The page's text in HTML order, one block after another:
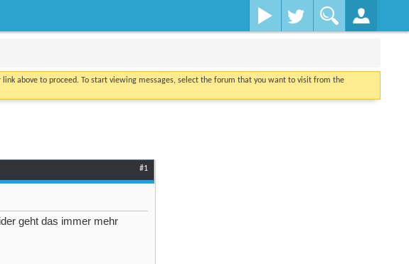
link above to proceed. To start viewing messages, select the forum that you want to visit from the
#1
geht das immer mehr